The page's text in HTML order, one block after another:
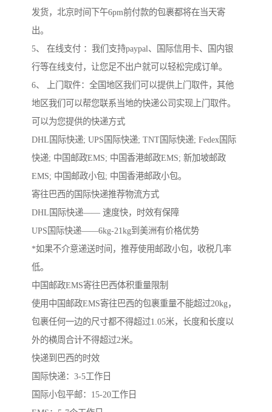
发货，北京时间下午6pm前付款的包裹都将在当天寄
出。
5、 在线支付 ：我们支持paypal、国际信用卡、国内银
行等在线支付，让您足不出户就可以轻松完成订单。
6、 上门取件：全国地区我们可以提供上门取件，其他
地区我们可以帮您联系当地的快递公司实现上门取件。
可以为您提供的快递方式
DHL国际快递; UPS国际快递; TNT国际快递; Fedex国际
快递; 中国邮政EMS; 中国香港邮政EMS; 新加坡邮政
EMS; 中国邮政小包; 中国香港邮政小包。
寄往巴西的国际快递推荐物流方式
DHL国际快递—— 速度快，时效有保障
UPS国际快递——6kg-21kg到美洲有价格优势
*如果不介意递送时间，推荐使用邮政小包，收税几率
低。
中国邮政EMS寄往巴西体积重量限制
使用中国邮政EMS寄往巴西的包裹重量不能超过20kg，
包裹任何一边的尺寸都不得超过1.05米，长度和长度以
外的横周合计不得超过2米。
快递到巴西的时效
国际快递：3-5工作日
国际小包平邮：15-20工作日